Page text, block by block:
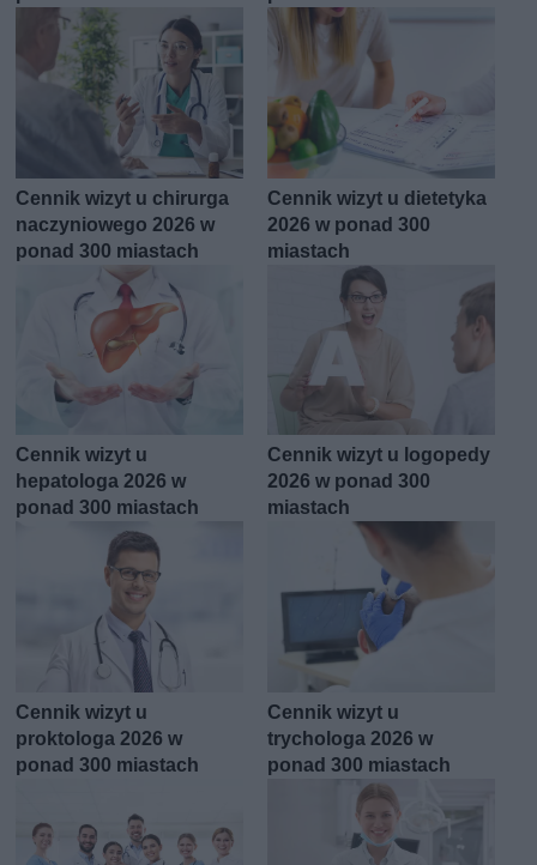
Cennik wizyt u chirurga
naczyniowego 2026 w
ponad 300 miastach
Cennik wizyt u dietetyka
2026 w ponad 300
miastach
Cennik wizyt u
hepatologa 2026 w
ponad 300 miastach
Cennik wizyt u logopedy
2026 w ponad 300
miastach
Cennik wizyt u
proktologa 2026 w
ponad 300 miastach
Cennik wizyt u
trychologa 2026 w
ponad 300 miastach